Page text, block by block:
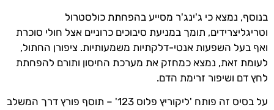
בנוסף, נמצא כי ג'ינג'ר מסייע בהפחתת כולסטרול
וטריגליצרידים, תומך במניעת סיבוכים כרוניים אצל חולי סוכרת
ואף בעל השפעות אנטי-דלקתיות משמעותיות. ציפורן החתול,
לעומת זאת, נמצא כמחזק את מערכת החיסון ותורם להפחתת
לחץ דם ושיפור זרימת הדם.
על בסיס זה פותח 'ליקוריץ פלוס 123' – תוסף פורץ דרך המשלב